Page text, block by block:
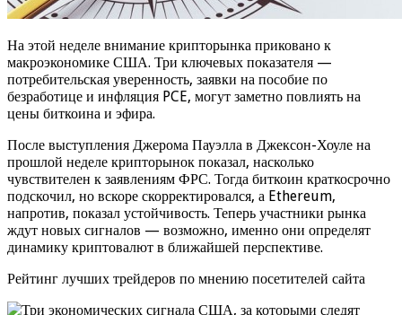
На этой неделе внимание крипторынка приковано к
макроэкономике США. Три ключевых показателя —
потребительская уверенность, заявки на пособие по
безработице и инфляция PCE, могут заметно повлиять на
цены биткоина и эфира.
После выступления Джерома Пауэлла в Джексон-Хоуле на
прошлой неделе крипторынок показал, насколько
чувствителен к заявлениям ФРС. Тогда биткоин краткосрочно
подскочил, но вскоре скорректировался, а Ethereum,
напротив, показал устойчивость. Теперь участники рынка
ждут новых сигналов — возможно, именно они определят
динамику криптовалют в ближайшей перспективе.
Рейтинг лучших трейдеров по мнению посетителей сайта